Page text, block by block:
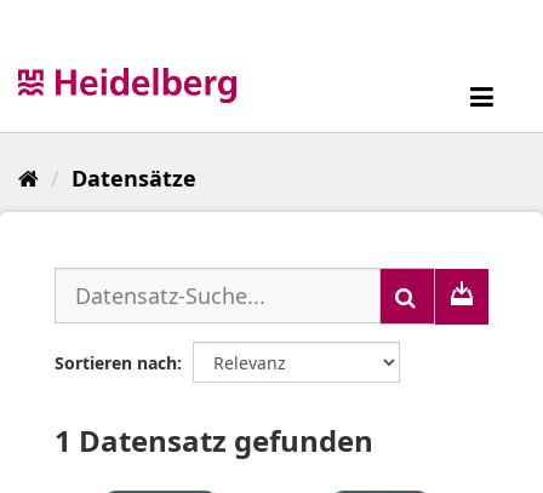
Datensätze
Sortieren nach
1 Datensatz gefunden